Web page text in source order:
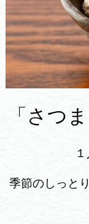
「さつ
季節のしっと